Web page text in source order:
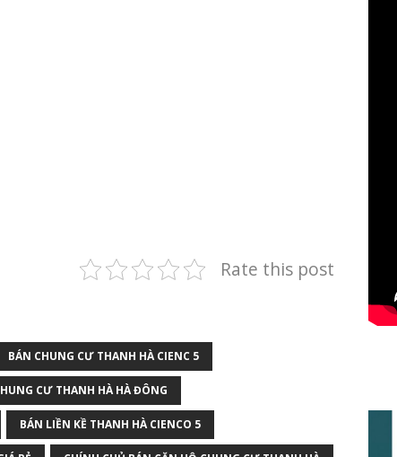
Rate this post
BÁN CHUNG CƯ THANH HÀ CIENC 5
CƯ THANH HÀ HÀ ĐÔNG
BÁN LIỀN KỀ THANH HÀ CIENCO 5